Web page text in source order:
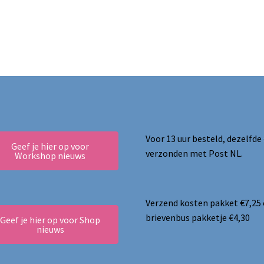
Geef je hier op voor
Workshop nieuws
Geef je hier op voor Shop
nieuws
Voor 13 uur besteld, dezelfde
verzonden met Post NL.
Verzend kosten pakket €7,25
brievenbus pakketje €4,30